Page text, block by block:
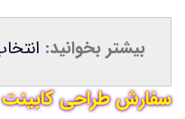
بیشتر بخوانید:
سفارش طراحی